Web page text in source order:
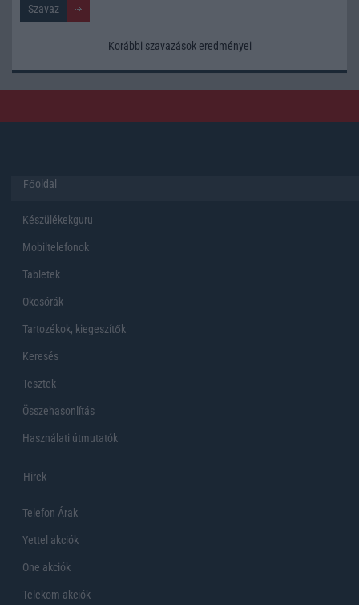
Korábbi szavazások eredményei
Főoldal
Készülékekguru
Mobiltelefonok
Tabletek
Okosórák
Tartozékok, kiegeszítők
Keresés
Tesztek
Összehasonlítás
Használati útmutatók
Hirek
Telefon Árak
Yettel akciók
One akciók
Telekom akciók